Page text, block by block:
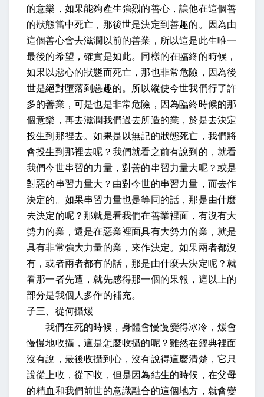
的意樂，如果能夠產生強烈的善心，讓他在這個善
的狀態當中死亡，那後世是決定到善趣的。因為由
這個善心會去滋潤以前的善業，所以這是此生唯一
最後的希望，確實是如此。同樣的在臨終的時候，
如果以惡心的狀態而死亡，那也非常危險，因為後
世是絕對墮落到惡趣的。所以縱使今世我們行了許
多的善業，可是也是非常危險，因為臨終時候的那
個意樂，再去滋潤我們過去所造的業，於是去決定
投生到那裡去。如果是以無記的狀態死亡，我們將
會投生到那裡去呢？我們就看之前有說到的，就看
我們今世串習的力量，對善的串習力量大呢？或是
對惡的串習力量大？由對今世的串習力量，而去作
決定的。如果串習力量也是等同的話，那是由什麼
去決定的呢？那就是看我們在善業裡面，有沒有大
勢力的業，還是在惡業裡面具有大勢力的業，就是
具有非常強大力量的業，來作決定。如果兩者都沒
有，或者兩者都有的話，那是由什麼去決定呢？就
看那一者先遭，就先感得那一個的果報，這以上的
部分是我個人多作的補充。
子三、從何攝煖
我們在死的時候，身體會慢慢變得冰冷，煖會
慢慢地收攝，這是怎麼收攝的呢？雖然在經典裡面
沒有說，最後收攝到心，沒有說得這麼清楚，它只
說從上收，從下收，但是因為結生的時候，在父母
的精血和我們前世的意識融合的這個地方，就會變